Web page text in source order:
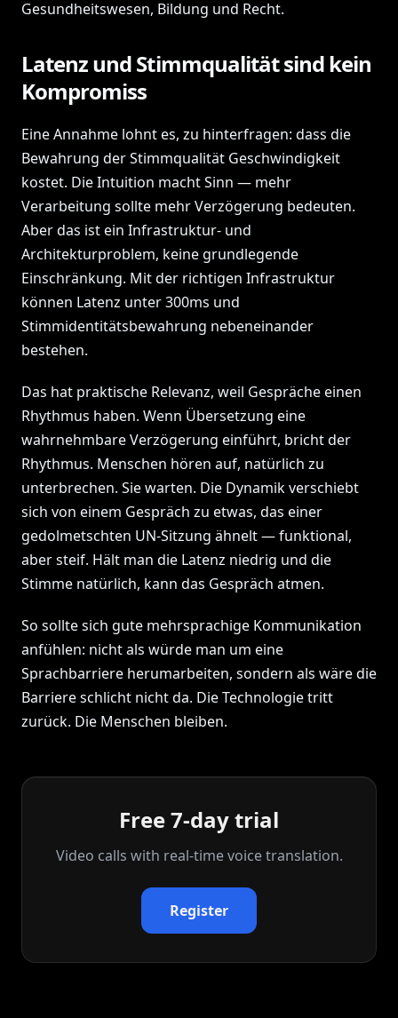
Gesundheitswesen, Bildung und Recht.
Latenz und Stimmqualität sind kein
Kompromiss
Eine Annahme lohnt es, zu hinterfragen: dass die
Bewahrung der Stimmqualität Geschwindigkeit
kostet. Die Intuition macht Sinn — mehr
Verarbeitung sollte mehr Verzögerung bedeuten.
Aber das ist ein Infrastruktur- und
Architekturproblem, keine grundlegende
Einschränkung. Mit der richtigen Infrastruktur
können Latenz unter 300ms und
Stimmidentitätsbewahrung nebeneinander
bestehen.
Das hat praktische Relevanz, weil Gespräche einen
Rhythmus haben. Wenn Übersetzung eine
wahrnehmbare Verzögerung einführt, bricht der
Rhythmus. Menschen hören auf, natürlich zu
unterbrechen. Sie warten. Die Dynamik verschiebt
sich von einem Gespräch zu etwas, das einer
gedolmetschten UN-Sitzung ähnelt — funktional,
aber steif. Hält man die Latenz niedrig und die
Stimme natürlich, kann das Gespräch atmen.
So sollte sich gute mehrsprachige Kommunikation
anfühlen: nicht als würde man um eine
Sprachbarriere herumarbeiten, sondern als wäre die
Barriere schlicht nicht da. Die Technologie tritt
zurück. Die Menschen bleiben.
Free 7-day trial
Video calls with real‑time voice translation.
Register